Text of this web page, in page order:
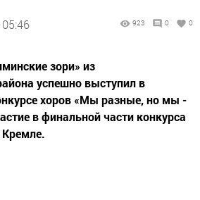
923 0 0
зори» из
успешно выступил в
хоров «Мы разные, но мы -
в финальной части конкурса